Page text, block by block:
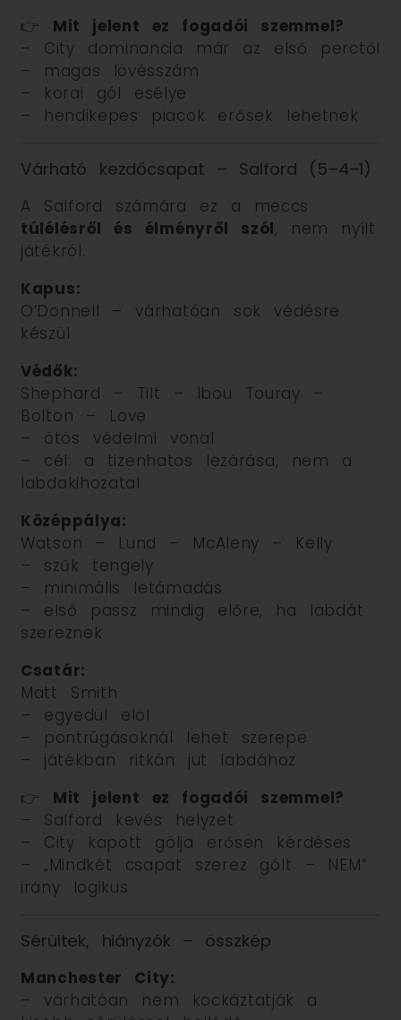
👉 Mit jelent ez fogadói szemmel?
– City dominancia már az első perctől
– magas lövésszám
– korai gól esélye
– hendikepes piacok erősek lehetnek
Várható kezdőcsapat – Salford (5–4–1)
A Salford számára ez a meccs
túlélésről és élményről szól, nem nyílt
játékról.
Kapus:
O’Donnell – várhatóan sok védésre
készül
Védők:
Shephard – Tilt – Ibou Touray –
Bolton – Love
– ötös védelmi vonal
– cél: a tizenhatos lezárása, nem a
labdakihozatal
Középpálya:
Watson – Lund – McAleny – Kelly
– szűk tengely
– minimális letámadás
– első passz mindig előre, ha labdát
szereznek
Csatár:
Matt Smith
– egyedül elöl
– pontrúgásoknál lehet szerepe
– játékban ritkán jut labdához
👉 Mit jelent ez fogadói szemmel?
– Salford kevés helyzet
– City kapott gólja erősen kérdéses
– „Mindkét csapat szerez gólt – NEM”
irány logikus
Sérültek, hiányzók – összkép
Manchester City:
– várhatóan nem kockáztatják a